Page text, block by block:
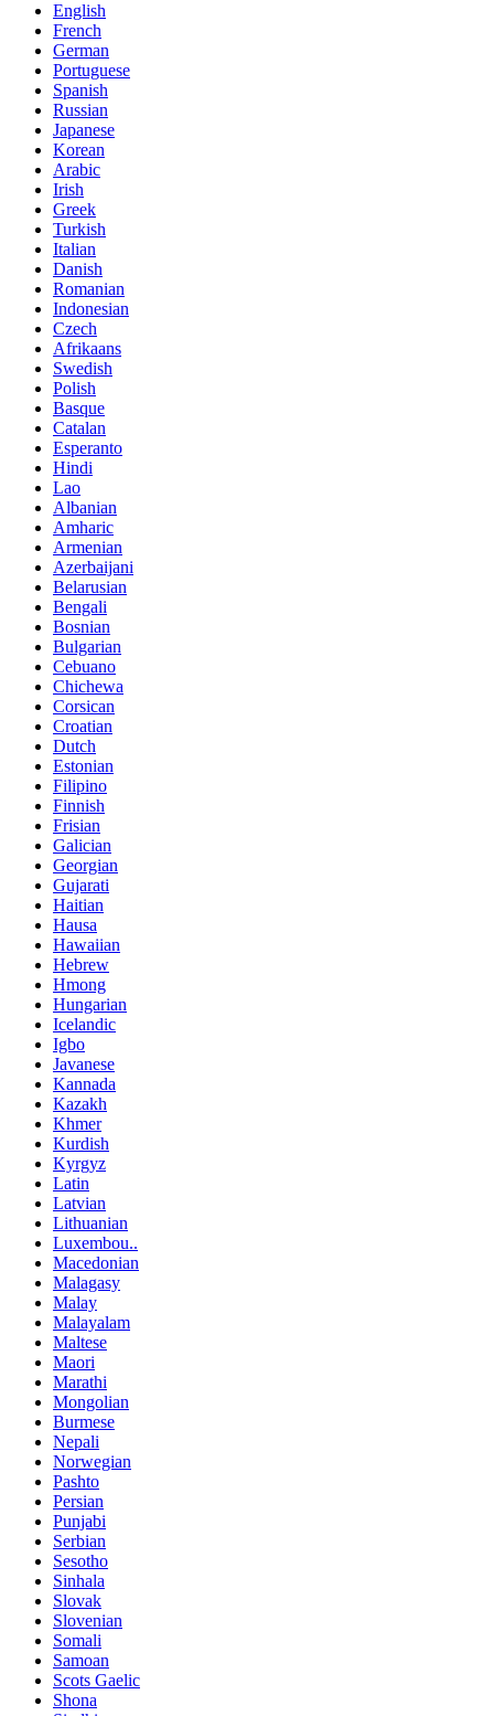
English
French
German
Portuguese
Spanish
Russian
Japanese
Korean
Arabic
Irish
Greek
Turkish
Italian
Danish
Romanian
Indonesian
Czech
Afrikaans
Swedish
Polish
Basque
Catalan
Esperanto
Hindi
Lao
Albanian
Amharic
Armenian
Azerbaijani
Belarusian
Bengali
Bosnian
Bulgarian
Cebuano
Chichewa
Corsican
Croatian
Dutch
Estonian
Filipino
Finnish
Frisian
Galician
Georgian
Gujarati
Haitian
Hausa
Hawaiian
Hebrew
Hmong
Hungarian
Icelandic
Igbo
Javanese
Kannada
Kazakh
Khmer
Kurdish
Kyrgyz
Latin
Latvian
Lithuanian
Luxembou..
Macedonian
Malagasy
Malay
Malayalam
Maltese
Maori
Marathi
Mongolian
Burmese
Nepali
Norwegian
Pashto
Persian
Punjabi
Serbian
Sesotho
Sinhala
Slovak
Slovenian
Somali
Samoan
Scots Gaelic
Shona